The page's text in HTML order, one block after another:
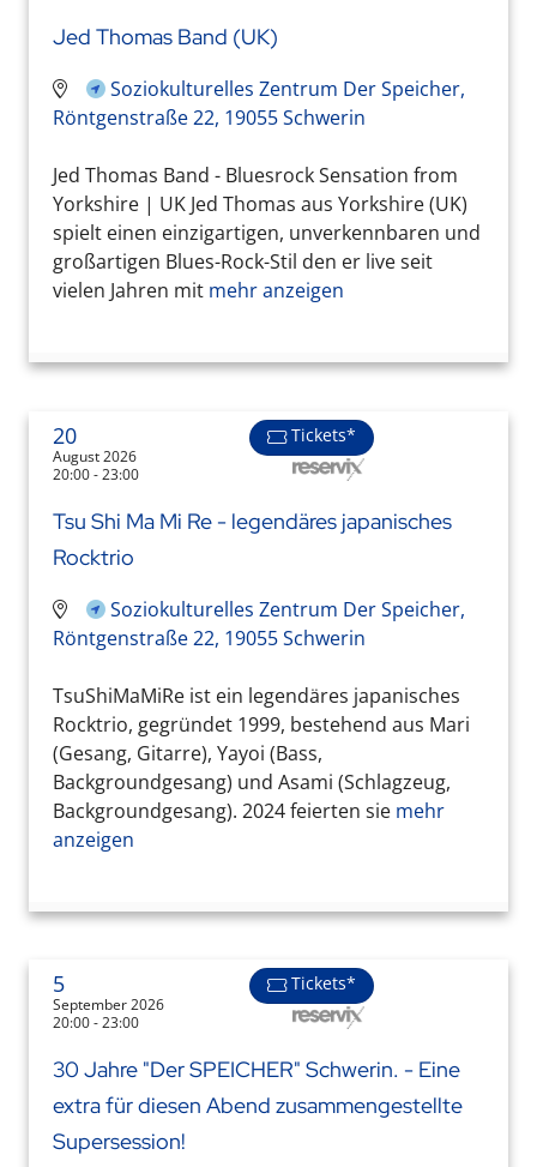
Jed Thomas Band (UK)
Soziokulturelles Zentrum Der Speicher,
Röntgenstraße 22, 19055 Schwerin
Jed Thomas Band - Bluesrock Sensation from
Yorkshire | UK Jed Thomas aus Yorkshire (UK)
spielt einen einzigartigen, unverkennbaren und
großartigen Blues-Rock-Stil den er live seit
vielen Jahren mit mehr anzeigen
20
August 2026
20:00 - 23:00
Tickets*
Tsu Shi Ma Mi Re - legendäres japanisches
Rocktrio
Soziokulturelles Zentrum Der Speicher,
Röntgenstraße 22, 19055 Schwerin
TsuShiMaMiRe ist ein legendäres japanisches
Rocktrio, gegründet 1999, bestehend aus Mari
(Gesang, Gitarre), Yayoi (Bass,
Backgroundgesang) und Asami (Schlagzeug,
Backgroundgesang). 2024 feierten sie mehr
anzeigen
5
September 2026
20:00 - 23:00
Tickets*
30 Jahre "Der SPEICHER" Schwerin. - Eine
extra für diesen Abend zusammengestellte
Supersession!